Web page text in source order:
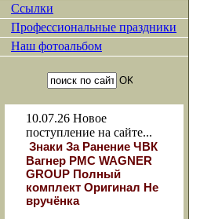
Ссылки
Профессиональные праздники
Наш фотоальбом
10.07.26 Новое
поступление на сайте...
Знаки За Ранение ЧВК
Вагнер РМС WAGNER
GROUP Полный
комплект Оригинал Не
вручёнка